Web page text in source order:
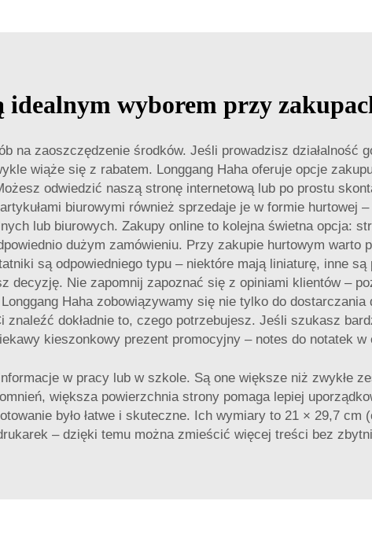
wyborem przy
na zaoszczędzenie środków. Jeśli prowadzisz działalność
wiąże się z rabatem. Longgang Haha oferuje opcje
odwiedzić naszą stronę internetową lub po prostu
biurowymi również sprzedaje je w formie hurtowej
lub biurowych. Zakupy online to kolejna świetna opcja:
dużym zamówieniu. Przy zakupie hurtowym warto
są odpowiedniego typu – niektóre mają liniaturę, inne są
Nie zapomnij zapoznać się z opiniami klientów –
Haha zobowiązywamy się nie tylko do dostarczania
dokładnie to, czego potrzebujesz. Jeśli szukasz
kieszonkowy prezent promocyjny – notes do notatek w
w pracy lub w szkole. Są one większe niż zwykłe
większa powierzchnia strony pomaga lepiej
było łatwe i skuteczne. Ich wymiary to 21 × 29,7 cm
– dzięki temu można zmieścić więcej treści bez